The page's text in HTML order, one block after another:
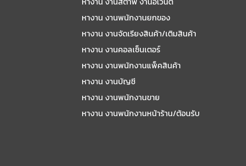
หางาน งานพนักงานยกของ
หางาน งานจัดเรียงสินค้า/เติมสินค้า
หางาน งานคอลเซ็นเตอร์
หางาน งานพนักงานแพ็คสินค้า
หางาน งานบัญชี
หางาน งานพนักงานขาย
หางาน งานพนักงานหน้าร้าน/ต้อนรับ